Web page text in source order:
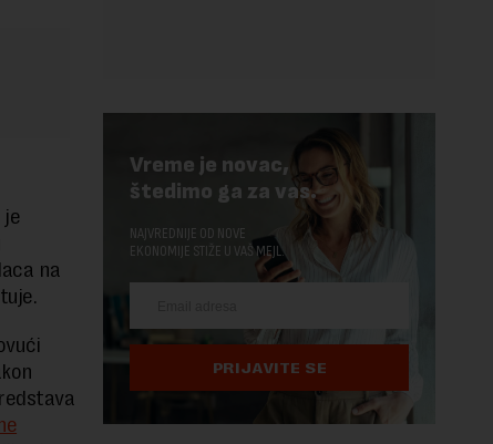
je
na
Vreme je novac,
štedimo ga za vas.
NAJVREDNIJE OD NOVE
EKONOMIJE STIŽE U VAŠ MEJL.
PRIJAVITE SE